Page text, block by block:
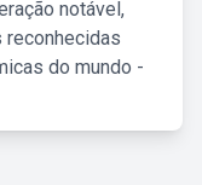
notável,
reconhecidas
do mundo -